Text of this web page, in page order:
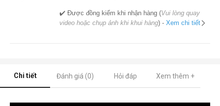
✔️ Được đồng kiểm khi nhận hàng (Vui lòng quay
video hoặc chụp ảnh khi khui hàng) - Xem chi tiết
Chi tiết Đánh giá (0) Hỏi đáp Xem thêm +